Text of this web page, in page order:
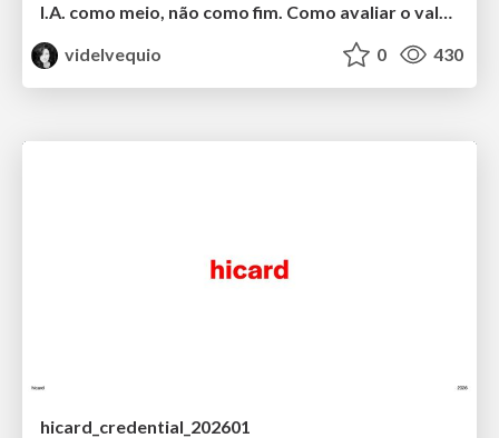
I.A. como meio, não como fim. Como avaliar o valor entregue?
videlvequio
0 430
hicard_credential_202601